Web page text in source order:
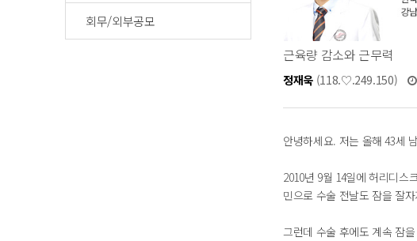
회무/외부공모
근육량 감소와 근무력
정재욱(118.♡.249.150)
안녕하세요. 저는 올해 43세
2010년 9월 14일에 허리디스
민으로 수술 전날도 잠을 잘
그런데 수술 후에도 계속 잠